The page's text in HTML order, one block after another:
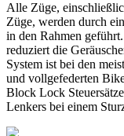
Alle Züge,
Züge, werden durch
in den Rahmen
reduziert die
System ist bei den
und vollgefederten
Block Lock
Lenkers bei einem